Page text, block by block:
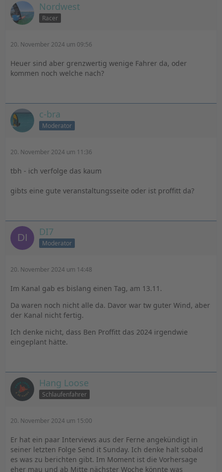
Nordwest
Racer
20. November 2024 um 09:56
Heuer sind aber grenzwertig wenige Fahrer da, oder
kommen noch welche nach?
c-bra
Moderator
20. November 2024 um 11:36
tbh - ich verfolge das kaum
gibts eine gute veranstaltungsseite oder ist proffitt da?
DI7
Moderator
20. November 2024 um 14:48
Im Kanal gab es bislang einen Tag, am 13.11.
Da waren noch nicht alle da. Davor war tw guter Wind, aber
der Kanal nicht fertig.
Ich denke nicht, dass Ben Proffitt das 2024 irgendwie
eingeplant hätte.
Hang Loose
Schlaufenfahrer
20. November 2024 um 15:00
Er hat ein paar Interviews aus der Ferne angekündigt in
seiner letzten Folge Send it Sunday. Ich denke halt sobald
es was zu berichten gibt. Im Moment ist die Vorhersage
eher mau und ab Mitte nächster Woche könnte was